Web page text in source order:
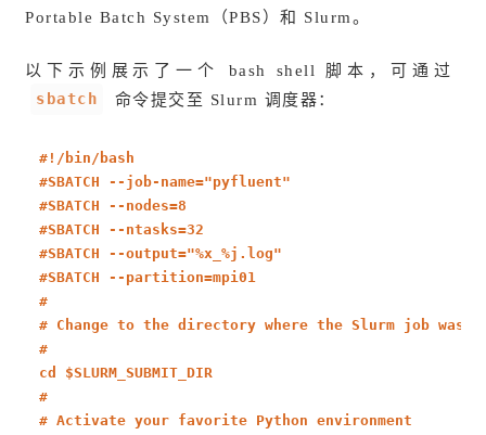
Portable Batch System（PBS）和 Slurm。
以下示例展示了一个 bash shell 脚本，可通过
sbatch
命令提交至 Slurm 调度器：
#!/bin/bash
#SBATCH --job-name="pyfluent"
#SBATCH --nodes=8
#SBATCH --ntasks=32
#SBATCH --output="%x_%j.log"
#SBATCH --partition=mpi01
#
# Change to the directory where the Slurm job was
#
cd
$SLURM_SUBMIT_DIR
#
# Activate your favorite Python environment